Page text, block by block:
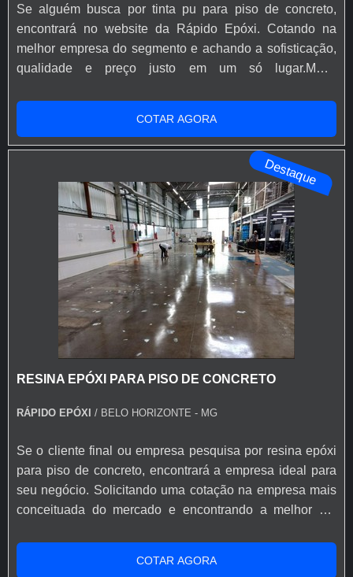
Se alguém busca por tinta pu para piso de concreto,
encontrará no website da Rápido Epóxi. Cotando na
melhor empresa do segmento e achando a sofisticação,
qualidade e preço justo em um só lugar.MAIS
CONCRETOQuem está à procura de tinta pu para piso
de concreto em uma corporação inovadora, chega até a
Rápido Epóxi. A empresa tem em seu escopo resina
epóxi autonivelante transparente e tinta para asf...
COTAR AGORA
Destaque
RESINA EPÓXI PARA PISO DE CONCRETO
RÁPIDO EPÓXI / BELO HORIZONTE - MG
Se o cliente final ou empresa pesquisa por resina epóxi
para piso de concreto, encontrará a empresa ideal para
seu negócio. Solicitando uma cotação na empresa mais
conceituada do mercado e encontrando a melhor em
resina epóxi para piso de concreto, com os profissionais
especializados da Rápido Epóxi o cliente conseguirá
COTAR AGORA